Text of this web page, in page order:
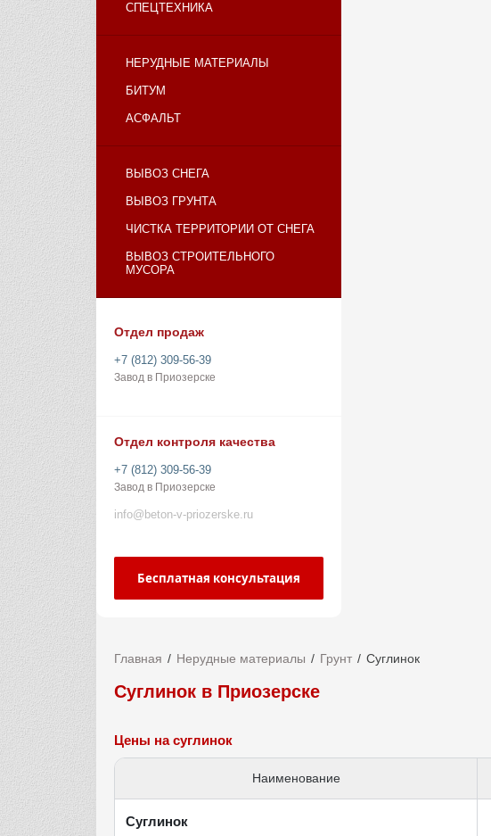
СПЕЦТЕХНИКА
НЕРУДНЫЕ МАТЕРИАЛЫ
БИТУМ
АСФАЛЬТ
ВЫВОЗ СНЕГА
ВЫВОЗ ГРУНТА
ЧИСТКА ТЕРРИТОРИИ ОТ СНЕГА
ВЫВОЗ СТРОИТЕЛЬНОГО
МУСОРА
Отдел продаж
+7 (812) 309-56-39
Завод в Приозерске
Отдел контроля качества
+7 (812) 309-56-39
Завод в Приозерске
info@beton-v-priozerske.ru
Бесплатная консультация
Главная Нерудные материалы Грунт Суглинок
Суглинок в Приозерске
Цены на суглинок
Наименование
Суглинок